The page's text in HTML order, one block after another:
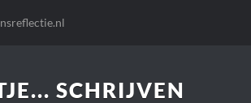
SCHRIJVEN